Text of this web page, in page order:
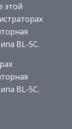
этой
BL-5C.
BL-5C.